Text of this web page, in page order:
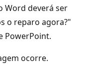
Word deverá ser
o reparo agora?"
PowerPoint.
ocorre.